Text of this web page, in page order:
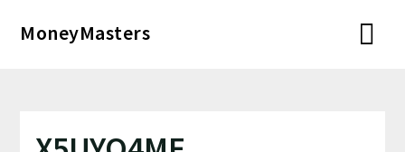
MoneyMasters